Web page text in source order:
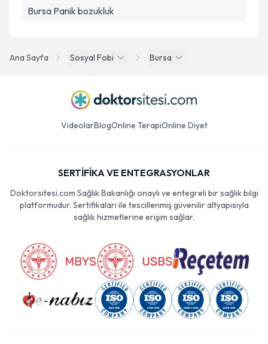
Ana Sayfa Sosyal Fobi Bursa
Bursa Panik bozukluk
VideolarBlogOnline TerapiOnline Diyet
SERTİFİKA VE ENTEGRASYONLAR
Doktorsitesi.com Sağlık Bakanlığı onaylı ve entegreli bir sağlık bilgi
platformudur. Sertifikaları ile tescillenmiş güvenilir altyapısıyla
sağlık hizmetlerine erişim sağlar.